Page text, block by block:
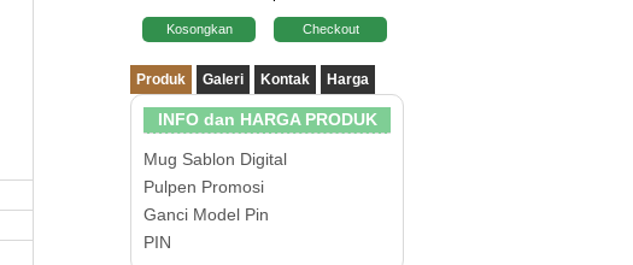
Kosongkan Checkout
Produk Galeri Kontak Harga
INFO dan HARGA PRODUK
Mug Sablon Digital
Pulpen Promosi
Ganci Model Pin
PIN